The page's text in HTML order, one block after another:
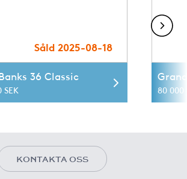
Såld 2025-08-18
36 Classic
SEK 80 000
KONTAKTA OSS